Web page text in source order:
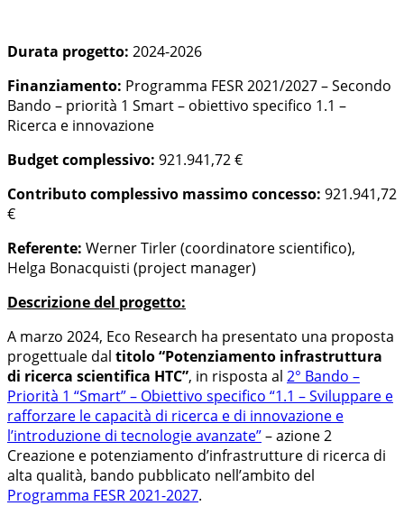
Durata progetto: 2024-2026
Finanziamento: Programma FESR 2021/2027 – Secondo
Bando – priorità 1 Smart – obiettivo specifico 1.1 –
Ricerca e innovazione
Budget complessivo: 921.941,72 €
Contributo complessivo massimo concesso: 921.941,72
€
Referente: Werner Tirler (coordinatore scientifico),
Helga Bonacquisti (project manager)
Descrizione del progetto:
A marzo 2024, Eco Research ha presentato una proposta
progettuale dal titolo “Potenziamento infrastruttura
di ricerca scientifica HTC”, in risposta al 2° Bando –
Priorità 1 “Smart” – Obiettivo specifico “1.1 – Sviluppare e
rafforzare le capacità di ricerca e di innovazione e
l’introduzione di tecnologie avanzate”– azione 2
Creazione e potenziamento d’infrastrutture di ricerca di
alta qualità, bando pubblicato nell’ambito del
Programma FESR 2021-2027.